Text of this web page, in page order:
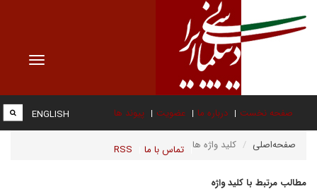
Toggle
صفحه نخست درباره ما عضویت پیوند ها
تماس با ما RSS
ENGLISH
صفحه‌اصلی کلید واژه ها
مطالب مرتبط با کلید واژه